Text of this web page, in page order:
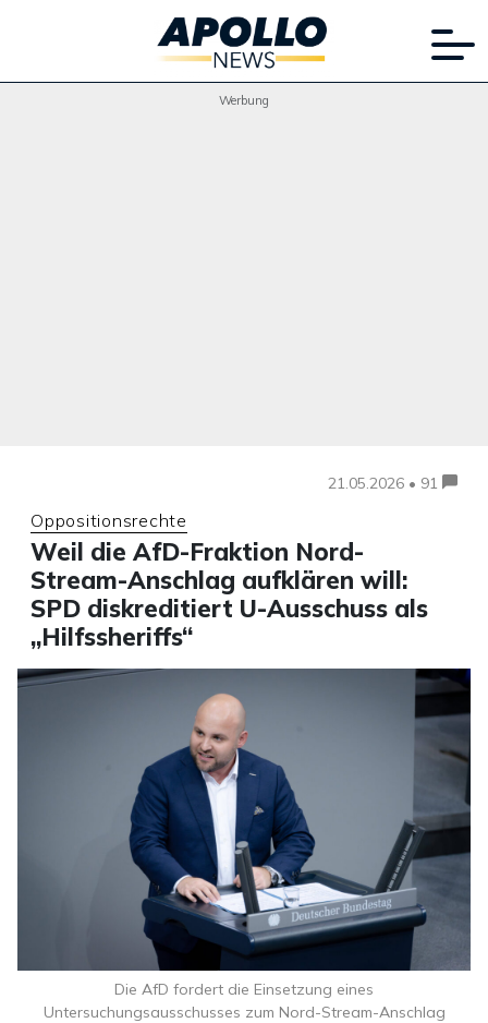
Werbung
21.05.2026 • 91
Oppositionsrechte
Weil die AfD-Fraktion Nord-
Stream-Anschlag aufklären will:
SPD diskreditiert U-Ausschuss als
„Hilfssheriffs“
Die AfD fordert die Einsetzung eines
Untersuchungsausschusses zum Nord-Stream-Anschlag